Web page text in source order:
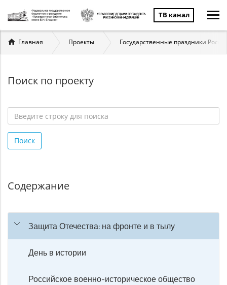
ТВ канал
Вы
здесь
Главная Проекты Государственные праздники
Поиск по проекту
строку
для
Поиск
Содержание
Защита Отечества: на фронте и в тылу
День в истории
Российское военно-историческое общество